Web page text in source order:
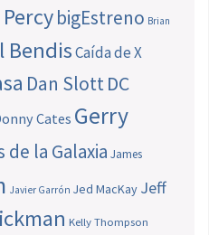
bigEstreno Brian
BendisCaída de X
Dan SlottDC
Cates Gerry
de la Galaxia James
Javier Garrón Jed MacKay Jeff
Kelly Thompson